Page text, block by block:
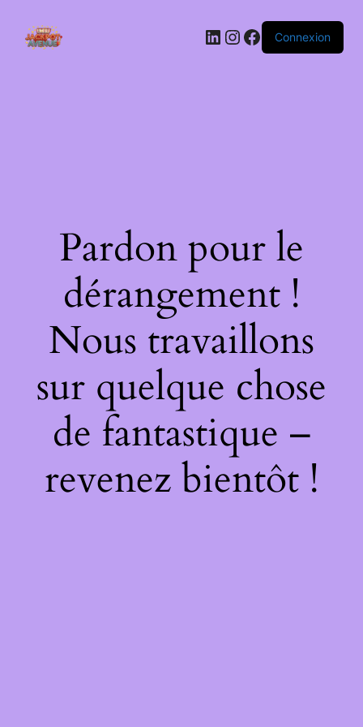
LinkedIn
Instagram
Facebook
Connexion
Pardon pour le
dérangement !
Nous travaillons
sur quelque chose
de fantastique –
revenez bientôt !